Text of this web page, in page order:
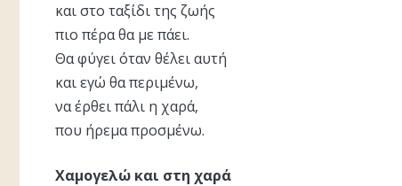
και στο ταξίδι της ζωής
πιο πέρα θα με πάει.
Θα φύγει όταν θέλει αυτή
και εγώ θα περιμένω,
να έρθει πάλι η χαρά,
που ήρεμα προσμένω.
Χαμογελώ και στη χαρά